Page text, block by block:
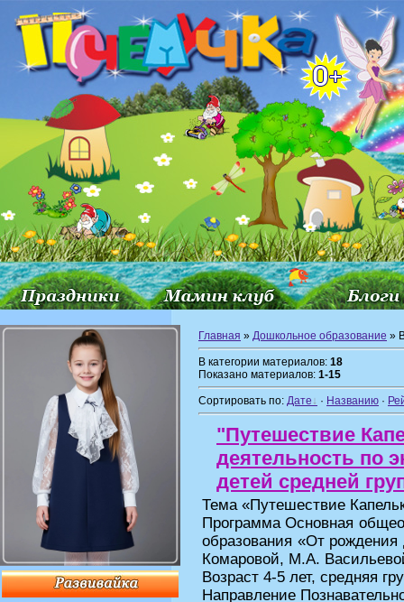
Главная » Дошкольное образование »
В категории материалов: 18
Показано материалов: 1-15
Сортировать по: Дате · Названию ·
"Путешествие
деятельность по
детей средней
Тема «Путешествие
Программа Основная
образования «От
Комаровой, М.А.
Возраст 4-5 лет, средняя
Направление